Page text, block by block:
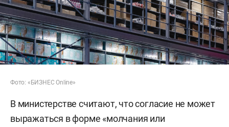
Фото: «БИЗНЕС Online»
В министерстве считают, что согласие не может
выражаться в форме «молчания или